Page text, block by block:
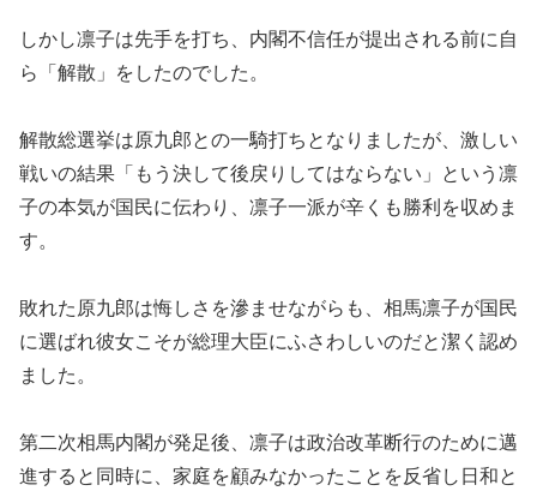
しかし凛子は先手を打ち、内閣不信任が提出される前に自
ら「解散」をしたのでした。
解散総選挙は原九郎との一騎打ちとなりましたが、激しい
戦いの結果「もう決して後戻りしてはならない」という凛
子の本気が国民に伝わり、凛子一派が辛くも勝利を収めま
す。
敗れた原九郎は悔しさを滲ませながらも、相馬凛子が国民
に選ばれ彼女こそが総理大臣にふさわしいのだと潔く認め
ました。
第二次相馬内閣が発足後、凛子は政治改革断行のために邁
進すると同時に、家庭を顧みなかったことを反省し日和と